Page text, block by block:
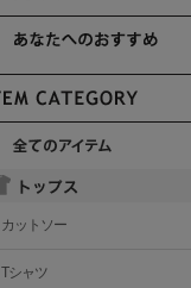
カットソー
Tシャツ